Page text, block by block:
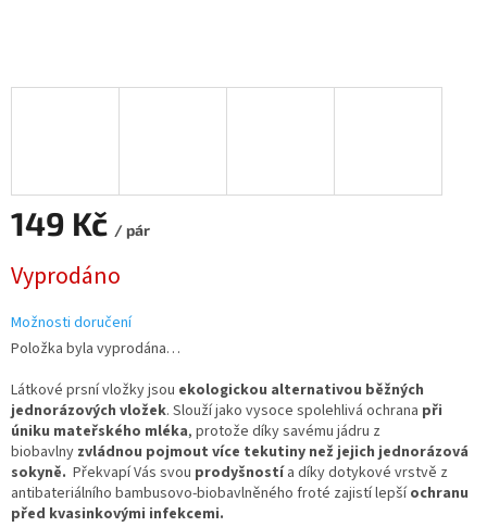
149 Kč / pár
cena:
Vyprodáno
Možnosti doručení
Položka byla vyprodána…
Látkové prsní vložky jsou ekologickou alternativou běžných
jednorázových vložek. Slouží jako vysoce spolehlivá ochrana při
úniku mateřského mléka, protože díky savému jádru z
biobavlny zvládnou pojmout více tekutiny než jejich jednorázová
sokyně. Překvapí Vás svou prodyšnostía díky dotykové vrstvě z
antibateriálního bambusovo-biobavlněného froté zajistí lepšíochranu
před kvasinkovými infekcemi.